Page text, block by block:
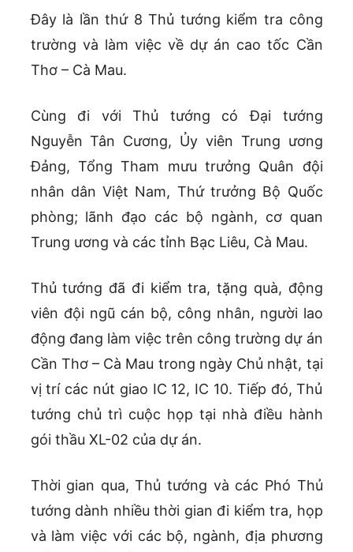
Đây là lần thứ 8 Thủ tướng kiểm tra công
trường và làm việc về dự án cao tốc Cần
Thơ – Cà Mau.
Cùng đi với Thủ tướng có Đại tướng
Nguyễn Tân Cương, Ủy viên Trung ương
Đảng, Tổng Tham mưu trưởng Quân đội
nhân dân Việt Nam, Thứ trưởng Bộ Quốc
phòng; lãnh đạo các bộ ngành, cơ quan
Trung ương và các tỉnh Bạc Liêu, Cà Mau.
Thủ tướng đã đi kiểm tra, tặng quà, động
viên đội ngũ cán bộ, công nhân, người lao
động đang làm việc trên công trường dự án
Cần Thơ – Cà Mau trong ngày Chủ nhật, tại
vị trí các nút giao IC 12, IC 10. Tiếp đó, Thủ
tướng chủ trì cuộc họp tại nhà điều hành
gói thầu XL-02 của dự án.
Thời gian qua, Thủ tướng và các Phó Thủ
tướng dành nhiều thời gian đi kiểm tra, họp
và làm việc với các bộ, ngành, địa phương